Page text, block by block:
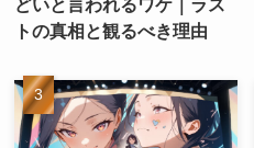
トの真相と観るべき理由